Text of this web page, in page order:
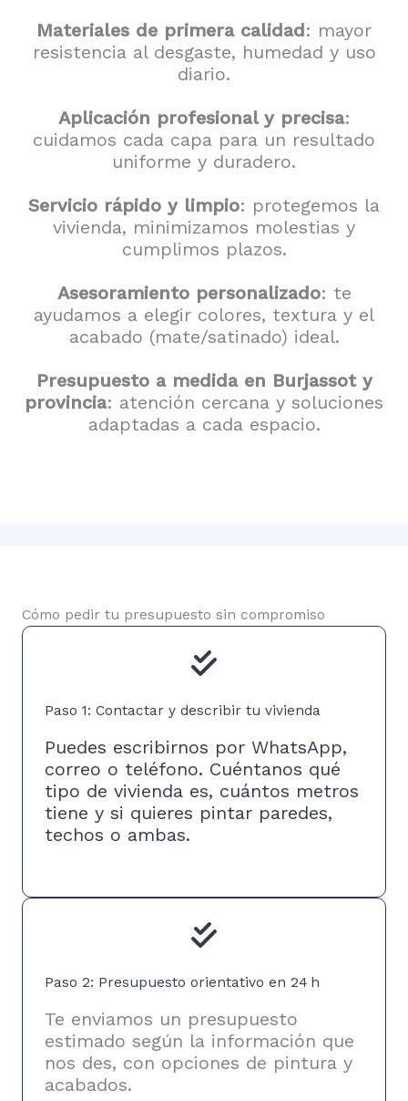
Materiales de primera calidad: mayor
resistencia al desgaste, humedad y uso
diario.
Aplicación profesional y precisa:
cuidamos cada capa para un resultado
uniforme y duradero.
Servicio rápido y limpio: protegemos la
vivienda, minimizamos molestias y
cumplimos plazos.
Asesoramiento personalizado: te
ayudamos a elegir colores, textura y el
acabado (mate/satinado) ideal.
Presupuesto a medida en Burjassot y
provincia: atención cercana y soluciones
adaptadas a cada espacio.
Cómo pedir tu presupuesto sin compromiso
Paso 1: Contactar y describir tu vivienda
Puedes escribirnos por WhatsApp,
correo o teléfono. Cuéntanos qué
tipo de vivienda es, cuántos metros
tiene y si quieres pintar paredes,
techos o ambas.
Paso 2: Presupuesto orientativo en 24 h
Te enviamos un presupuesto
estimado según la información que
nos des, con opciones de pintura y
acabados.